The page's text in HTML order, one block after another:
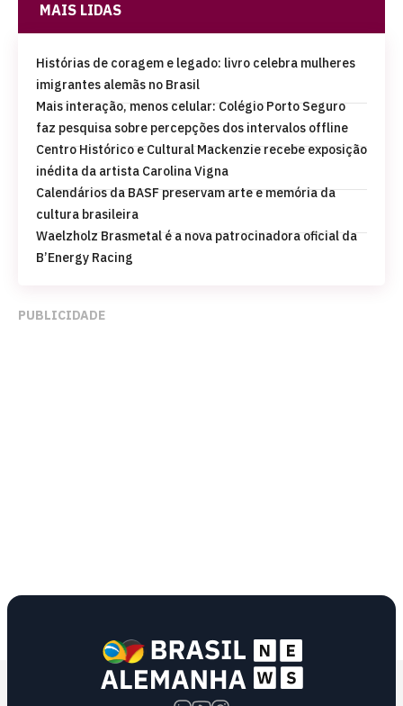
MAIS LIDAS
Histórias de coragem e legado: livro celebra mulheres
imigrantes alemãs no Brasil
Mais interação, menos celular: Colégio Porto Seguro
faz pesquisa sobre percepções dos intervalos offline
Centro Histórico e Cultural Mackenzie recebe exposição
inédita da artista Carolina Vigna
Calendários da BASF preservam arte e memória da
cultura brasileira
Waelzholz Brasmetal é a nova patrocinadora oficial da
B’Energy Racing
PUBLICIDADE